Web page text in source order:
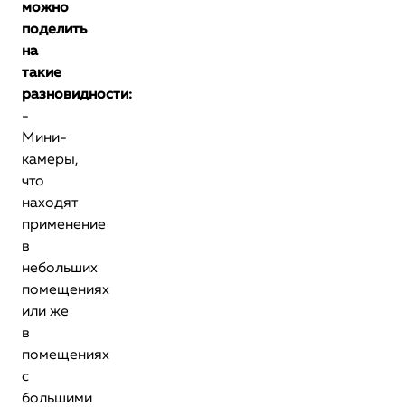
можно
поделить
на
такие
разновидности:
-
Мини-
камеры,
что
находят
применение
в
небольших
помещениях
или же
в
помещениях
с
большими